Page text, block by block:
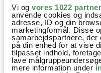
Vi og vores 1022
anvende cookies og
adresse, ID og din
marketingformål. Disse
samarbejdspartnere, der
på din enhed for at vise
tilpasset indhold,
lave
mere information under